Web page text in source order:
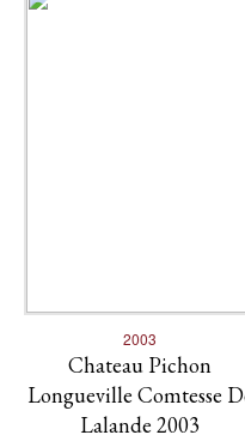
2003
Chateau Pichon
Longueville Comtesse
Lalande 2003